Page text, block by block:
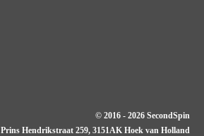
© 2016 - 2026 SecondSpin
Prins Hendrikstraat 259, 3151AK Hoek van Holland